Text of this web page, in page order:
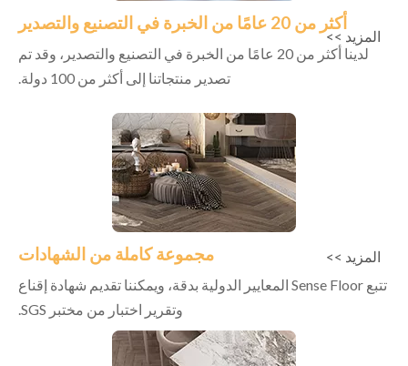
أكثر من 20 عامًا من الخبرة في التصنيع والتصدير
المزيد >>
لدينا أكثر من 20 عامًا من الخبرة في التصنيع والتصدير، وقد تم
تصدير منتجاتنا إلى أكثر من 100 دولة.
مجموعة كاملة من الشهادات
المزيد >>
تتبع Sense Floor المعايير الدولية بدقة، ويمكننا تقديم شهادة إقناع
وتقرير اختبار من مختبر SGS.